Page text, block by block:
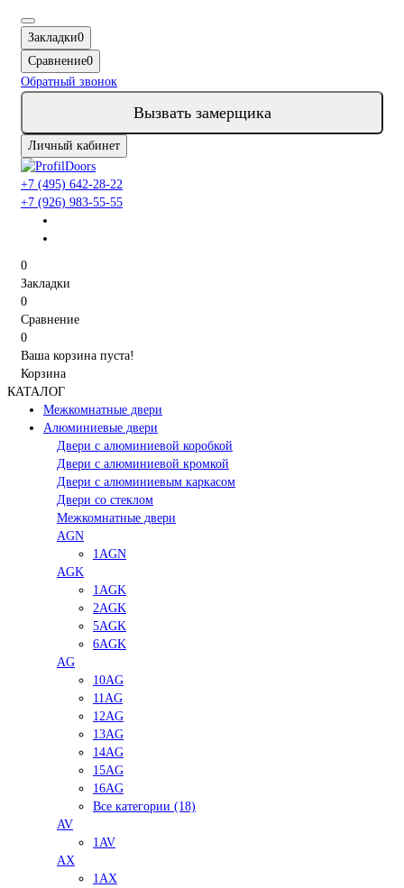
Закладки0
Сравнение0
Обратный звонок
Вызвать замерщика
Личный кабинет
+7 (495) 642-28-22
+7 (926) 983-55-55
0
Закладки
0
Сравнение
0
Ваша корзина пуста!
Корзина
КАТАЛОГ
Межкомнатные двери
Алюминиевые двери
Двери с алюминиевой коробкой
Двери с алюминиевой кромкой
Двери с алюминиевым каркасом
Двери со стеклом
Межкомнатные двери
AGN
1AGN
AGK
1AGK
2AGK
5AGK
6AGK
AG
10AG
11AG
12AG
13AG
14AG
15AG
16AG
Все категории (18)
AV
1AV
AX
1AX